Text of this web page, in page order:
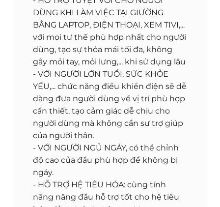
DÙNG KHI LÀM VIỆC TẠI GIƯỜNG
BẰNG LAPTOP, ĐIỆN THOẠI, XEM TIVI,...
với mọi tư thế phù hợp nhất cho người
dùng, tạo sự thỏa mái tối đa, không
gây mỏi tay, mỏi lưng,... khi sử dụng lâu
- VỚI NGƯỜI LỚN TUỔI, SỨC KHỎE
YẾU,... chức năng điều khiển điện sẽ dễ
dàng đưa người dùng về vị trí phù hợp
cần thiết, tạo cảm giác dễ chịu cho
người dùng mà không cần sự trợ giúp
của người thân.
- VỚI NGƯỜI NGỦ NGÁY, có thể chỉnh
độ cao của đầu phù hợp để không bị
ngáy.
- HỖ TRỢ HỆ TIÊU HÓA: cùng tính
năng nâng đầu hỗ trợ tốt cho hệ tiêu